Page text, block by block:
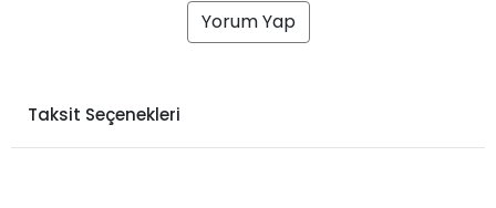
Yorum Yap
Taksit Seçenekleri